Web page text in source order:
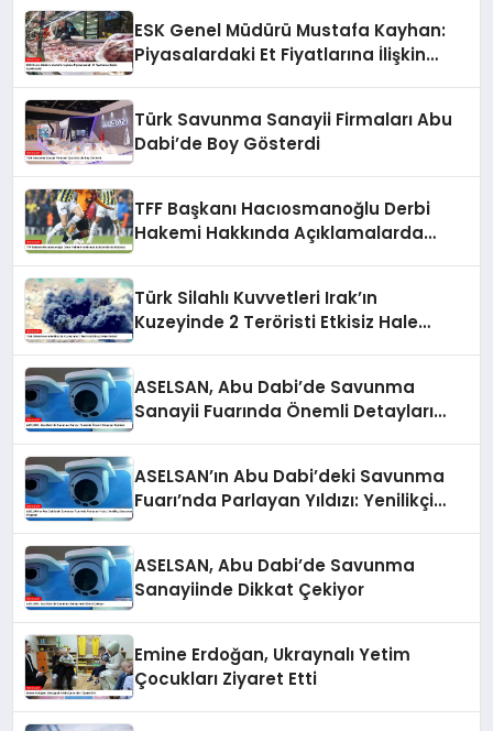
Açıklamalar
ESK Genel Müdürü Mustafa Kayhan:
Piyasalardaki Et Fiyatlarına İlişkin
Türk Savunma Sanayii Firmaları Abu
Dabi’de Boy Gösterdi
TFF Başkanı Hacıosmanoğlu Derbi
Hakemi Hakkında Açıklamalarda
Türk Silahlı Kuvvetleri Irak’ın
Kuzeyinde 2 Teröristi Etkisiz Hale
ASELSAN, Abu Dabi’de Savunma
Sanayii Fuarında Önemli Detayları
ASELSAN’ın Abu Dabi’deki Savunma
Fuarı’nda Parlayan Yıldızı: Yenilikçi
ASELSAN, Abu Dabi’de Savunma
Sanayiinde Dikkat Çekiyor
Emine Erdoğan, Ukraynalı Yetim
Çocukları Ziyaret Etti